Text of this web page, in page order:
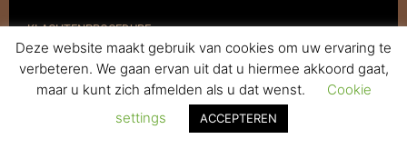
KLACHTENPROCEDURE
VERZENDEN & RETOURNEREN
Deze website maakt gebruik van cookies om uw ervaring te
verbeteren. We gaan ervan uit dat u hiermee akkoord gaat,
maar u kunt zich afmelden als u dat wenst.
Cookie
settings
ACCEPTEREN